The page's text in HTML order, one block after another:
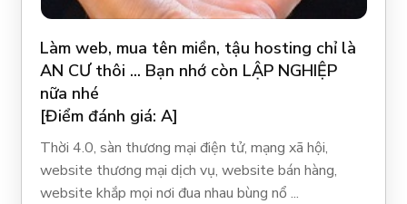
Làm web, mua tên miền, tậu hosting chỉ là
AN CƯ thôi ... Bạn nhớ còn LẬP NGHIỆP
nữa nhé
[Điểm đánh giá: A]
Thời 4.0, sàn thương mại điện tử, mạng xã hội,
website thương mại dịch vụ, website bán hàng,
website khắp mọi nơi đua nhau bùng nổ ...